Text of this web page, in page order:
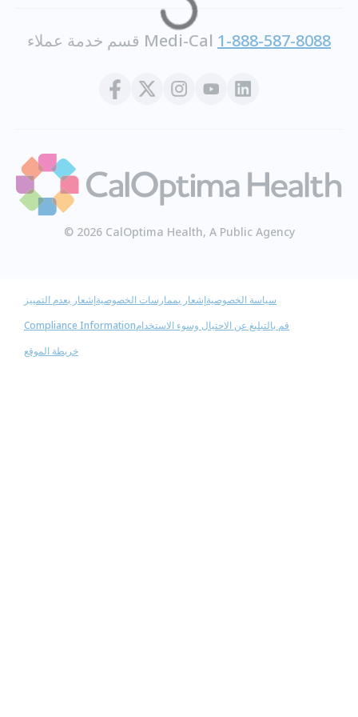
قسم خدمة عملاء Medi-Cal 1-888-587-8088
© 2026 CalOptima Health, A Public Agency
إشعار بعدم التمييزإشعار بممارسات الخصوصيةسياسة الخصوصية
Compliance Informationقم بالتبليغ عن الاحتيال وسوء الاستخدام
خريطة الموقع